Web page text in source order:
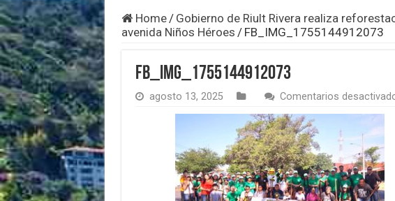
Home/ Gobierno de Riult Rivera realiza
avenida Niños Héroes / FB_IMG_1755144912073
FB_IMG_1755144912073
agosto 13, 2025 Comentarios